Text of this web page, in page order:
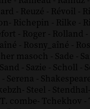
- Reuzé - Révoil -
- Richepin - Rilke -
- Roger - Rolland -
- Rosny_aîné -
masoch - Sade -
Sand - Sazie - Scholl -
- Serena -
- Steel - Stendhal-
T. combe- Tchekhov -